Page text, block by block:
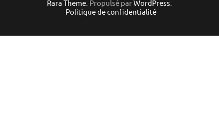
Rara Theme . Propulsé parWordPress
Politique de confidentialité